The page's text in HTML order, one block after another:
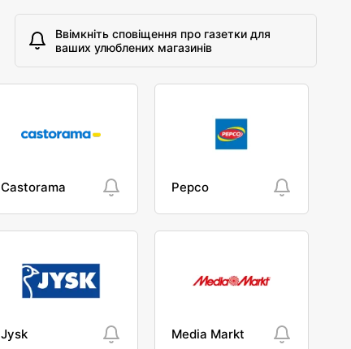
Ввімкніть сповіщення про газетки для
ваших улюблених магазинів
Castorama Pepco
Jysk Media Markt